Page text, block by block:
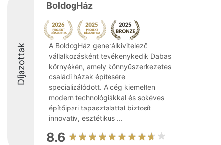
Díjazottak
BoldogHáz
A BoldogHáz generálkivitelező
vállalkozásként tevékenykedik Dabas
környékén, amely könnyűszerkezetes
családi házak építésére
specializálódott. A cég kiemelten
modern technológiákkal és sokéves
építőipari tapasztalattal biztosít
innovatív, esztétikus ...
8.6